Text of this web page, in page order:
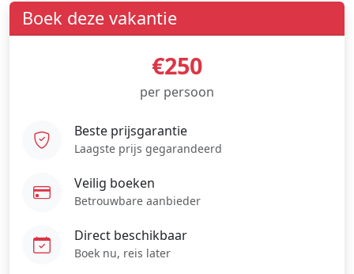
Boek deze vakantie
€250
per persoon
Beste prijsgarantie
Laagste prijs gegarandeerd
Veilig boeken
Betrouwbare aanbieder
Direct beschikbaar
Boek nu, reis later